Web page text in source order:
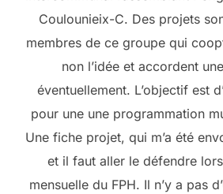
Coulounieix-C. Des projets
membres de ce groupe qui
non l’idée et accordent
éventuellement. L’objectif est
pour une une programmation
Une fiche projet, qui m’a été
et il faut aller le défendre lors
mensuelle du FPH. Il n’y a pas